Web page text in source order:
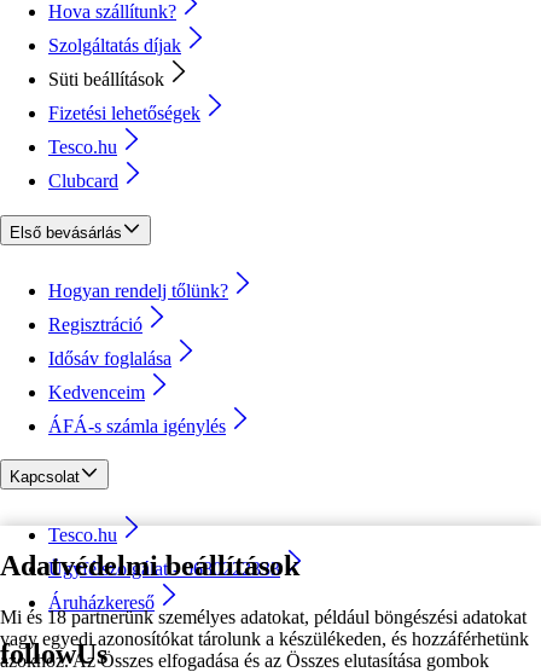
Adatvédelmi beállítások
Mi és 18 partnerünk személyes adatokat, például böngészési adatokat
vagy egyedi azonosítókat tárolunk a készülékeden, és hozzáférhetünk
azokhoz. Az Összes elfogadása és az Összes elutasítása gombok
Hova szállítunk?
Szolgáltatás díjak
Süti beállítások
Fizetési lehetőségek
Tesco.hu
Clubcard
Első bevásárlás
Hogyan rendelj tőlünk?
Regisztráció
Idősáv foglalása
Kedvenceim
ÁFÁ-s számla igénylés
Kapcsolat
Tesco.hu
Ügyfélszolgálat - 0680222333
Áruházkereső
followUs